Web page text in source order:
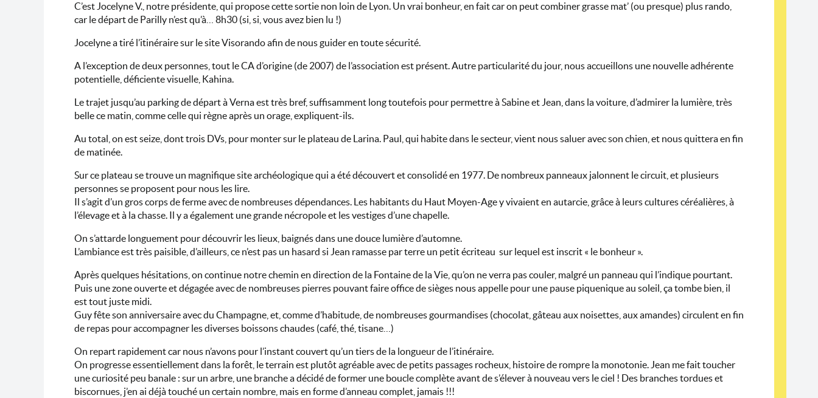
C’est Jocelyne V., notre présidente, qui propose cette sortie non loin de Lyon. Un vrai bonheur, en fait car on peut combiner grasse mat’ (ou presque) plus rando,
car le départ de Parilly n’est qu’à… 8h30 (si, si, vous avez bien lu !)
Jocelyne a tiré l’itinéraire sur le site Visorando afin de nous guider en toute sécurité.
A l’exception de deux personnes, tout le CA d’origine (de 2007) de l’association est présent. Autre particularité du jour, nous accueillons une nouvelle adhérente
potentielle, déficiente visuelle, Kahina.
Le trajet jusqu’au parking de départ à Verna est très bref, suffisamment long toutefois pour permettre à Sabine et Jean, dans la voiture, d’admirer la lumière, très
belle ce matin, comme celle qui règne après un orage, expliquent-ils.
Au total, on est seize, dont trois DVs, pour monter sur le plateau de Larina. Paul, qui habite dans le secteur, vient nous saluer avec son chien, et nous quittera en fin
de matinée.
Sur ce plateau se trouve un magnifique site archéologique qui a été découvert et consolidé en 1977. De nombreux panneaux jalonnent le circuit, et plusieurs
personnes se proposent pour nous les lire.
Il s’agit d’un gros corps de ferme avec de nombreuses dépendances. Les habitants du Haut Moyen-Age y vivaient en autarcie, grâce à leurs cultures céréalières, à
l’élevage et à la chasse. Il y a également une grande nécropole et les vestiges d’une chapelle.
On s’attarde longuement pour découvrir les lieux, baignés dans une douce lumière d’automne.
L’ambiance est très paisible, d’ailleurs, ce n’est pas un hasard si Jean ramasse par terre un petit écriteau sur lequel est inscrit « le bonheur ».
Après quelques hésitations, on continue notre chemin en direction de la Fontaine de la Vie, qu’on ne verra pas couler, malgré un panneau qui l’indique pourtant.
Puis une zone ouverte et dégagée avec de nombreuses pierres pouvant faire office de sièges nous appelle pour une pause piquenique au soleil, ça tombe bien, il
est tout juste midi.
Guy fête son anniversaire avec du Champagne, et, comme d’habitude, de nombreuses gourmandises (chocolat, gâteau aux noisettes, aux amandes) circulent en fin
de repas pour accompagner les diverses boissons chaudes (café, thé, tisane…)
On repart rapidement car nous n’avons pour l’instant couvert qu’un tiers de la longueur de l’itinéraire.
On progresse essentiellement dans la forêt, le terrain est plutôt agréable avec de petits passages rocheux, histoire de rompre la monotonie. Jean me fait toucher
une curiosité peu banale : sur un arbre, une branche a décidé de former une boucle complète avant de s’élever à nouveau vers le ciel ! Des branches tordues et
biscornues, j’en ai déjà touché un certain nombre, mais en forme d’anneau complet, jamais !!!